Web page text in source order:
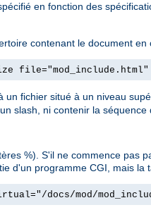
en fonction des
contenant le document en
un fichier situé à un niveau
slash, ni contenir la séquence
%). S'il ne commence
d'un programme CGI, mais la
docs/mod/